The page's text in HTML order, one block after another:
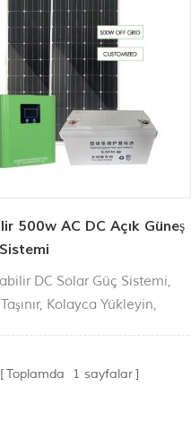
500w AC DC Açık Güneş
DC Solar Güç Sistemi,
Kolayca Yükleyin,
açık parti aydınlatma, vb .
Toplamda 1 sayfalar